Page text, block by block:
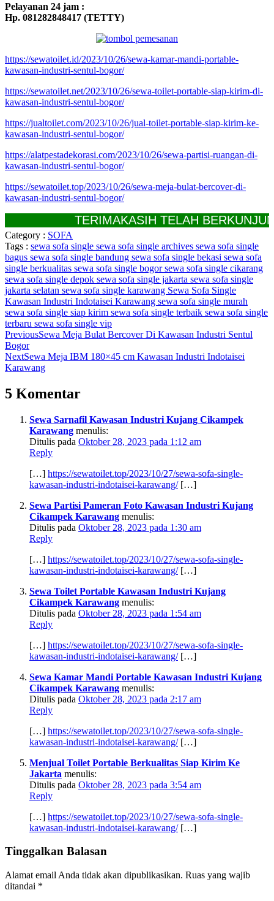
Pelayanan 24 jam :
Hp. 081282848417 (TETTY)
https://sewatoilet.id/2023/10/26/sewa-kamar-mandi-portable-
kawasan-industri-sentul-bogor/
https://sewatoilet.net/2023/10/26/sewa-toilet-portable-siap-kirim-di-
kawasan-industri-sentul-bogor/
https://jualtoilet.com/2023/10/26/jual-toilet-portable-siap-kirim-ke-
kawasan-industri-sentul-bogor/
https://alatpestadekorasi.com/2023/10/26/sewa-partisi-ruangan-di-
kawasan-industri-sentul-bogor/
https://sewatoilet.top/2023/10/26/sewa-meja-bulat-bercover-di-
kawasan-industri-sentul-bogor/
TERIMAKASIH TELAH
Category : SOFA
Tags : sewa sofa single sewa sofa single archives sewa sofa single
bagus sewa sofa single bandung sewa sofa single bekasi sewa sofa
single berkualitas sewa sofa single bogorsewa sofa single cikarang
sewa sofa single depok sewa sofa single jakarta sewa sofa single
jakarta selatan sewa sofa single karawang Sewa Sofa Single
Kawasan Industri Indotaisei Karawang sewa sofa single murah
sewa sofa single siap kirim sewa sofa single terbaik sewa sofa single
terbaru sewa sofa single vip
PreviousSewa Meja Bulat Bercover Di Kawasan Industri Sentul
Bogor
NextSewa Meja IBM 180×45 cm Kawasan Industri Indotaisei
Karawang
5 Komentar
Sewa Sarnafil Kawasan Industri Kujang Cikampek
Karawang menulis:
Ditulis pada Oktober 28, 2023 pada 1:12 am
Reply
[…] https://sewatoilet.top/2023/10/27/sewa-sofa-single-
kawasan-industri-indotaisei-karawang/[…]
Sewa Partisi Pameran Foto Kawasan Industri Kujang
Cikampek Karawang menulis:
Ditulis pada Oktober 28, 2023 pada 1:30 am
Reply
[…] https://sewatoilet.top/2023/10/27/sewa-sofa-single-
kawasan-industri-indotaisei-karawang/[…]
Sewa Toilet Portable Kawasan Industri Kujang
Cikampek Karawang menulis:
Ditulis pada Oktober 28, 2023 pada 1:54 am
Reply
[…] https://sewatoilet.top/2023/10/27/sewa-sofa-single-
kawasan-industri-indotaisei-karawang/[…]
Sewa Kamar Mandi Portable Kawasan Industri Kujang
Cikampek Karawang menulis:
Ditulis pada Oktober 28, 2023 pada 2:17 am
Reply
[…] https://sewatoilet.top/2023/10/27/sewa-sofa-single-
kawasan-industri-indotaisei-karawang/[…]
Menjual Toilet Portable Berkualitas Siap Kirim Ke
Jakarta menulis:
Ditulis pada Oktober 28, 2023 pada 3:54 am
Reply
[…] https://sewatoilet.top/2023/10/27/sewa-sofa-single-
kawasan-industri-indotaisei-karawang/[…]
Tinggalkan Balasan
Alamat email Anda tidak akan dipublikasikan. Ruas yang wajib
ditandai *